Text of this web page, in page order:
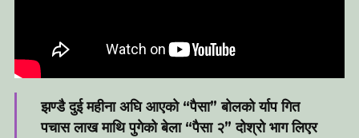
झण्डै दुई महीना अघि आएको “पैसा” बोलको र्याप गित
पचास लाख माथि पुगेको बेला “पैसा २” दोश्रो भाग लिएर